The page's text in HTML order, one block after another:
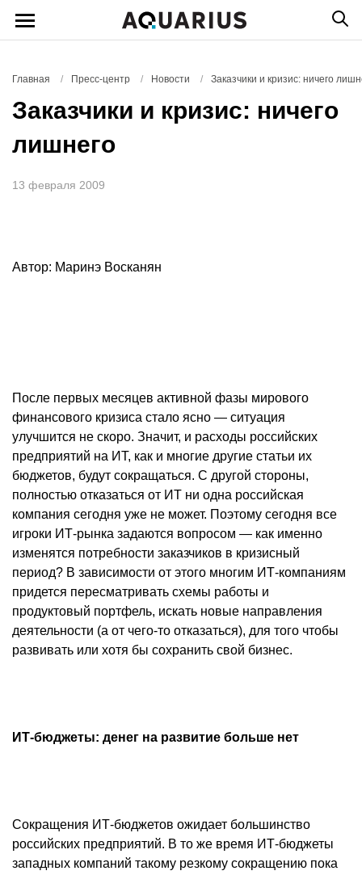
Главная / Пресс-центр / Новости / Заказчики и кризис: ничего
Заказчики и кризис: ничего
лишнего
13 февраля 2009
Автор: Маринэ Восканян
После первых месяцев активной фазы мирового
финансового кризиса стало ясно — ситуация
улучшится не скоро. Значит, и расходы российских
предприятий на ИТ, как и многие другие статьи их
бюджетов, будут сокращаться. С другой стороны,
полностью отказаться от ИТ ни одна российская
компания сегодня уже не может. Поэтому сегодня все
игроки ИТ-рынка задаются вопросом — как именно
изменятся потребности заказчиков в кризисный
период? В зависимости от этого многим ИТ-компаниям
придется пересматривать схемы работы и
продуктовый портфель, искать новые направления
деятельности (а от чего-то отказаться), для того чтобы
развивать или хотя бы сохранить свой бизнес.
ИТ-бюджеты: денег на развитие больше нет
Сокращения ИТ-бюджетов ожидает большинство
российских предприятий. В то же время ИТ-бюджеты
западных компаний такому резкому сокращению пока